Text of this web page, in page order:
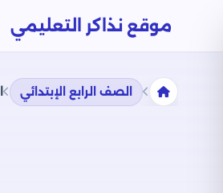
موقع نذاكر التعليمي
الصف الرابع الإبتدائي